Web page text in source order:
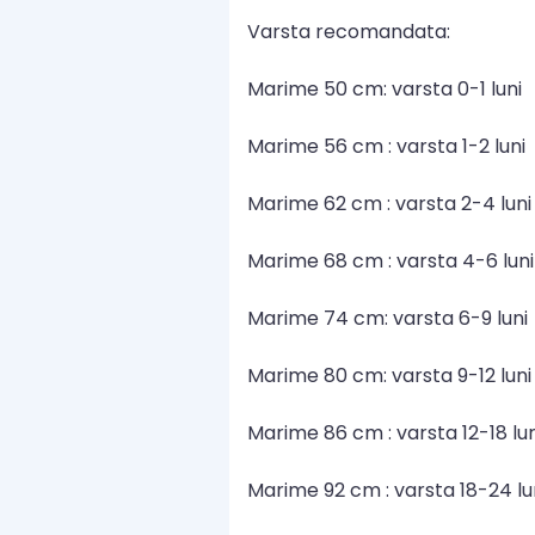
Varsta recomandata:
Marime 50 cm: varsta 0-1 luni
Marime 56 cm : varsta 1-2 luni
Marime 62 cm : varsta 2-4 luni
Marime 68 cm : varsta 4-6 luni
Marime 74 cm: varsta 6-9 luni
Marime 80 cm: varsta 9-12 luni
Marime 86 cm : varsta 12-18
Marime 92 cm : varsta 18-24